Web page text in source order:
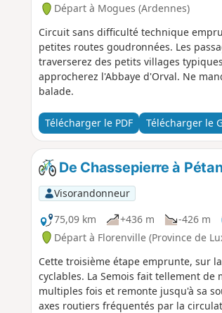
Départ à Mogues (Ardennes)
Circuit sans difficulté technique
petites routes goudronnées. Les
traverserez des petits villages
approcherez l'Abbaye d'Orval. Ne
balade.
Télécharger le PDF Télécharger le
De Chassepierre à
Visorandonneur
75,09 km
+436 m -426 m
Départ à Florenville (Province de
Cette troisième étape emprunte, sur
cyclables. La Semois fait tellement
multiples fois et remonte jusqu'à sa
axes routiers fréquentés par la